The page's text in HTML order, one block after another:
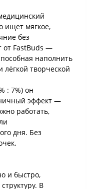
ищет мягкое,
без
от FastBuds —
наполнить
лёгкой творческой
: 7%) он
эффект —
работать,
дня. Без
и быстро,
В